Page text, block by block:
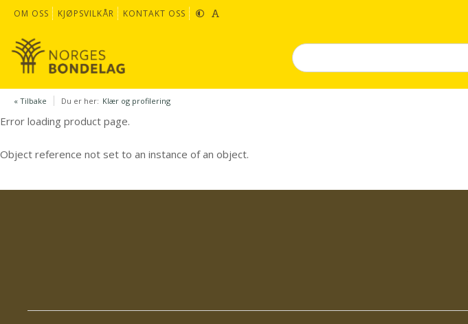
OM OSS KJØPSVILKÅR KONTAKT OSS
« Tilbake Du er her: Klær og profilering
Error loading product page.
Object reference not set to an instance of an object.